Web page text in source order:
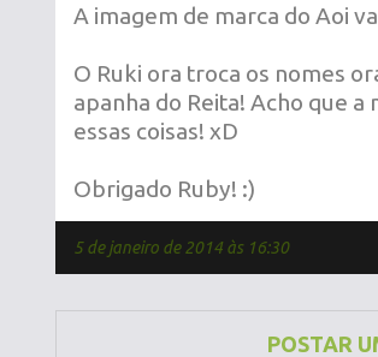
A imagem de marca do Aoi
O Ruki ora troca os nomes
apanha do Reita! Acho que
essas coisas! xD
Obrigado Ruby! :)
5 de janeiro de 2014 às 16:30
POSTAR